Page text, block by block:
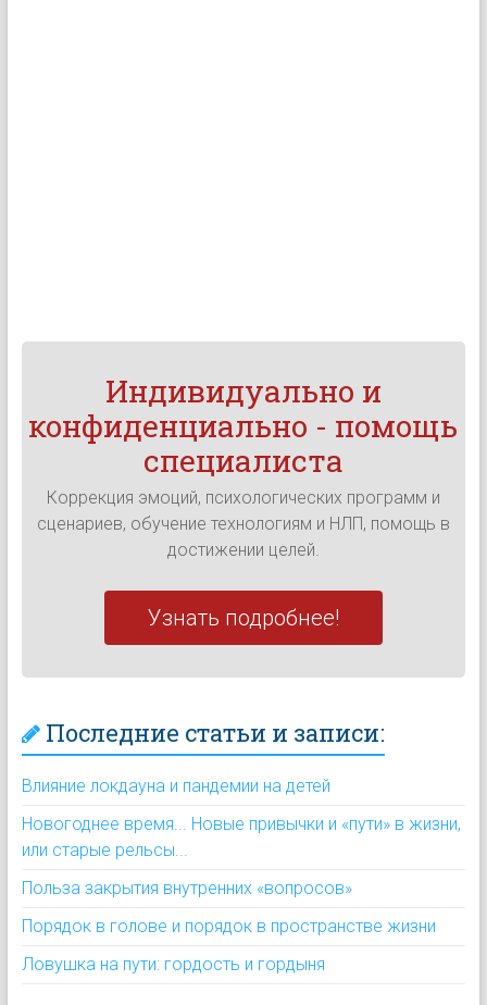
Индивидуально и
конфиденциально - помощь
специалиста
Коррекция эмоций, психологических программ и
сценариев, обучение технологиям и НЛП, помощь в
достижении целей.
Узнать подробнее!
Последние статьи и записи:
Влияние локдауна и пандемии на детей
Новогоднее время... Новые привычки и «пути» в жизни,
или старые рельсы...
Польза закрытия внутренних «вопросов»
Порядок в голове и порядок в пространстве жизни
Ловушка на пути: гордость и гордыня